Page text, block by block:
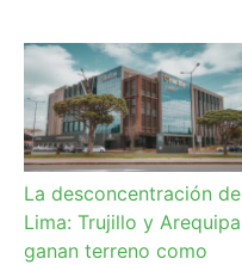
La desconcentración de
Lima: Trujillo y Arequipa
ganan terreno como